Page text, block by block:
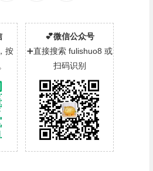
按
💕微信公众号
➕直接搜索 fulishuo8 或
扫码识别